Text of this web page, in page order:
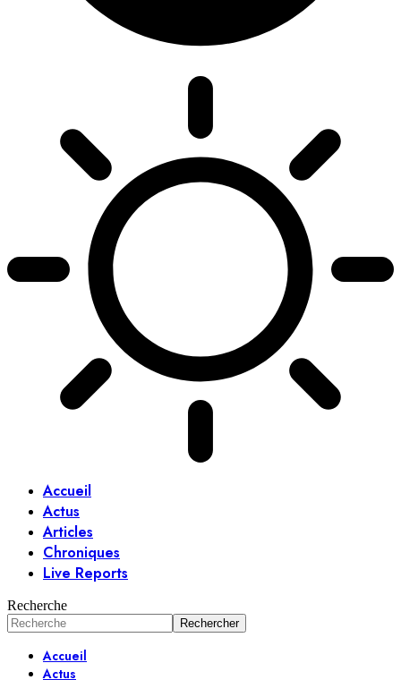
Accueil
Actus
Articles
Chroniques
Live Reports
Recherche
Accueil
Actus